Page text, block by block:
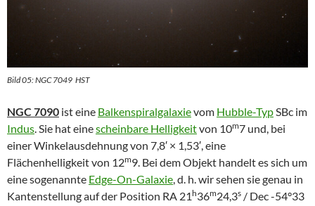
Bild 05: NGC 7049 HST
NGC 7090 ist eine Balkenspiralgalaxievom Hubble-TypSBc im
Indus. Sie hat einescheinbare Helligkeitvon 10m7 und, bei
einer Winkelausdehnung von 7,8′ × 1,53′, eine
Flächenhelligkeit von 12m9. Bei dem Objekt handelt es sich um
eine sogenannte Edge-On-Galaxie, d. h. wir sehen sie genau in
Kantenstellung auf der Position RA 21h36m24,3s / Dec -54°33